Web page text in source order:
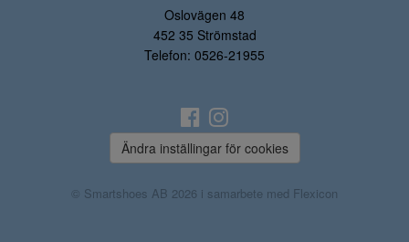
Oslovägen 48
452 35 Strömstad
Telefon: 0526-21955
Ändra inställingar för cookies
© Smartshoes AB 2026 i samarbete med Flexicon